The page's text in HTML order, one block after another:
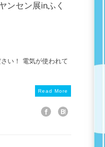
ンセン展inふく
い！ 電気が使われて
Read More